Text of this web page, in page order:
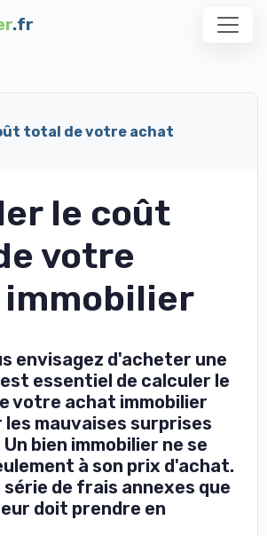
.fr
total de votre achat
le coût
votre
envisagez d'acheter une
essentiel de calculer le
votre achat immobilier
les mauvaises surprises
bien immobilier ne se
à son prix d'achat.
de frais annexes que
doit prendre en